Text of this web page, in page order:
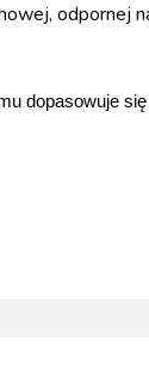
odpornej
dopasowuje